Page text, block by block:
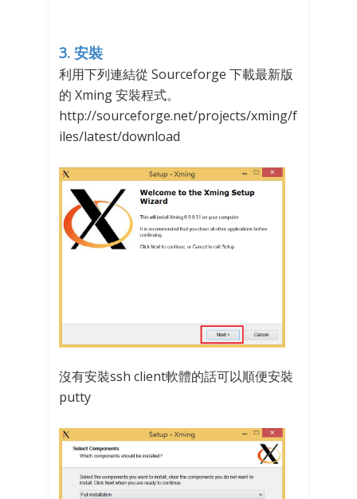
3. 安裝
利用下列連結從 Sourceforge 下載最新版
的 Xming 安裝程式。
http://sourceforge.net/projects/xming/f
iles/latest/download
沒有安裝ssh client軟體的話可以順便安裝
putty